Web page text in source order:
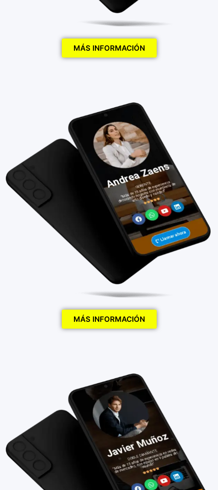
MÁS INFORMACIÓN
MÁS INFORMACIÓN